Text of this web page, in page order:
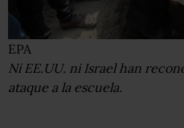
EPA
Ni EE.UU. ni Israel han
ataque a la escuela.